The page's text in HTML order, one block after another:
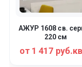
АЖУР 1608 св.
220 см
от 1 417